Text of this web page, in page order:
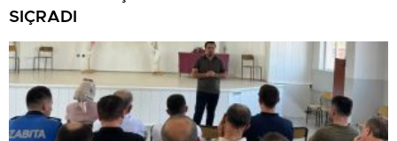
SIÇRADI